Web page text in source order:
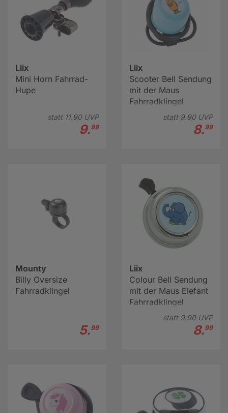
Liix
Mini Horn Fahrrad-
Hupe
statt 11.90UVP
9.99
Liix
Scooter Bell Sendung
mit der Maus
Fahrradklingel
statt 9.90UVP
8.99
Mounty
Billy Oversize
Fahrradklingel
5.99
Liix
Colour Bell Sendung
mit der Maus Elefant
Fahrradklingel
statt 9.90UVP
8.99